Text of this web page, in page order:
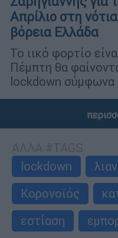
Απρίλιο στη
βόρεια Ελλάδα
Το ιικό φορτίο
Πέμπτη θα
lockdown σύμφωνα
lockdown
Κορονοϊός
εστίαση